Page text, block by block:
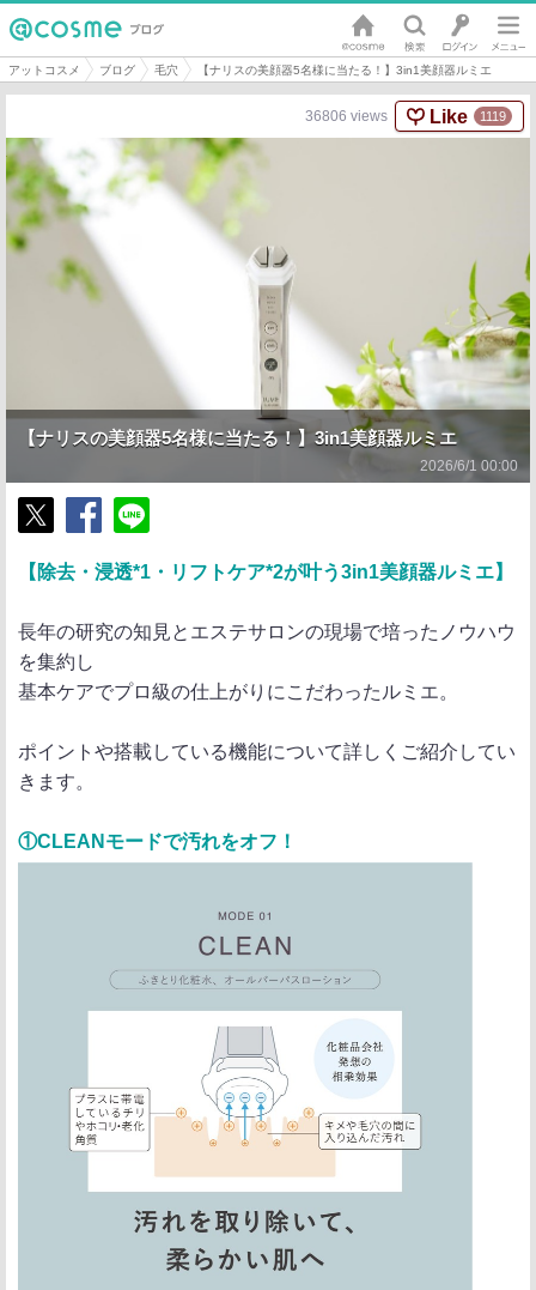
アットコスメ ブログ 毛穴 【ナリスの美顔器5名様に当たる！】3in1美顔器ルミエ
36806 views Like 1119
【ナリスの美顔器5名様に当たる！】3in1美顔器ルミエ
2026/6/1 00:00
ト
ア
【除去・浸透*1・リフトケア*2が叶う3in1美顔器ルミエ】
長年の研究の知見とエステサロンの現場で培ったノウハウ
を集約し
基本ケアでプロ級の仕上がりにこだわったルミエ。
ポイントや搭載している機能について詳しくご紹介してい
きます。
①CLEANモードで汚れをオフ！